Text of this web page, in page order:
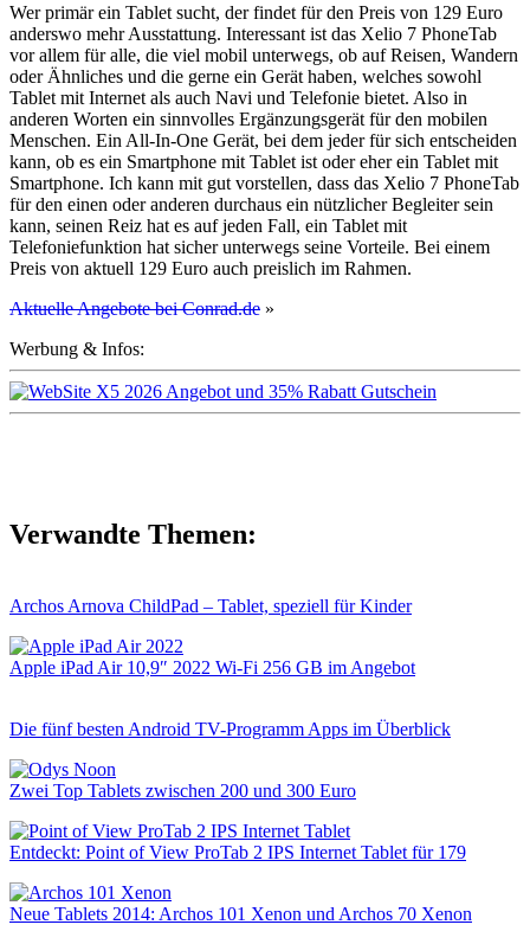
Wer primär ein Tablet sucht, der findet für den Preis von 129 Euro
anderswo mehr Ausstattung. Interessant ist das Xelio 7 PhoneTab
vor allem für alle, die viel mobil unterwegs, ob auf Reisen, Wandern
oder Ähnliches und die gerne ein Gerät haben, welches sowohl
Tablet mit Internet als auch Navi und Telefonie bietet. Also in
anderen Worten ein sinnvolles Ergänzungsgerät für den mobilen
Menschen. Ein All-In-One Gerät, bei dem jeder für sich entscheiden
kann, ob es ein Smartphone mit Tablet ist oder eher ein Tablet mit
Smartphone. Ich kann mit gut vorstellen, dass das Xelio 7 PhoneTab
für den einen oder anderen durchaus ein nützlicher Begleiter sein
kann, seinen Reiz hat es auf jeden Fall, ein Tablet mit
Telefoniefunktion hat sicher unterwegs seine Vorteile. Bei einem
Preis von aktuell 129 Euro auch preislich im Rahmen.
Aktuelle Angebote bei Conrad.de »
Werbung & Infos:
Verwandte Themen:
Archos Arnova ChildPad – Tablet, speziell für Kinder
Apple iPad Air 10,9″ 2022 Wi-Fi 256 GB im Angebot
Die fünf besten Android TV-Programm Apps im Überblick
Zwei Top Tablets zwischen 200 und 300 Euro
Entdeckt: Point of View ProTab 2 IPS Internet Tablet für 179
Neue Tablets 2014: Archos 101 Xenon und Archos 70 Xenon